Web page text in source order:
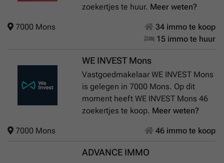
zoekertjes te huur. Meer weten?
7000 Mons
34 immo te koop
15 immo te huur
WE INVEST Mons
Vastgoedmakelaar WE INVEST Mons
is gelegen in 7000 Mons. Op dit
moment heeft WE INVEST Mons 46
zoekertjes te koop. Meer weten?
7000 Mons 46 immo te koop
ADVANCE IMMO